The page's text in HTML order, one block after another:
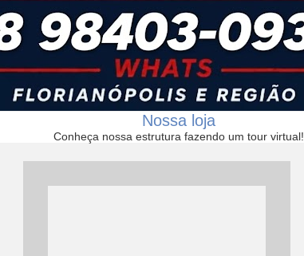
Nossa loja
Conheça nossa estrutura fazendo um tour virtual!